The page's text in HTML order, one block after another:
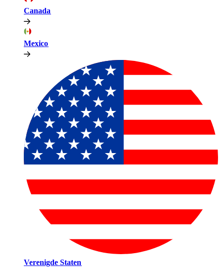
Canada​​
Mexico​​
Verenigde Staten​​